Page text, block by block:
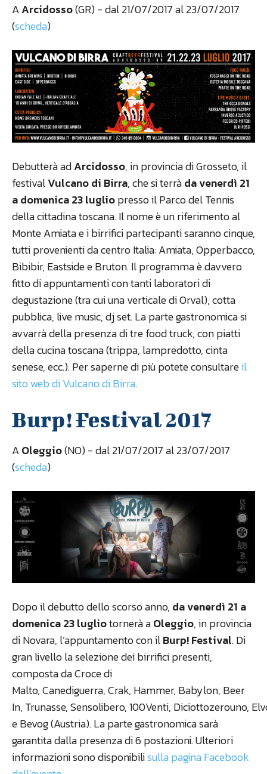
AArcidosso(GR) - dal 21/07/2017 al 23/07/2017
(scheda)
Debutterà adArcidosso, in provincia di Grosseto, il
festivalVulcano di Birra, che si terràda venerdì 21
a domenica 23 lugliopresso il Parco del Tennis
della cittadina toscana. Il nome è un riferimento al
Monte Amiata e i birrifici partecipanti saranno cinque,
tutti provenienti da centro Italia: Amiata, Opperbacco,
Bibibir, Eastside e Bruton. Il programma è davvero
fitto di appuntamenti con tanti laboratori di
degustazione (tra cui una verticale di Orval), cotta
pubblica, live music, dj set. La parte gastronomica si
avvarrà della presenza di tre food truck, con piatti
della cucina toscana (trippa, lampredotto, cinta
senese, ecc.). Per saperne di più potete consultareil
sito web di Vulcano di Birra.
Burp! Festival 2017
AOleggio(NO) - dal 21/07/2017 al 23/07/2017
(scheda)
Dopo il debutto dello scorso anno, da venerdì 21 a
domenica 23 lugliotornerà aOleggio, in provincia
di Novara, l’appuntamento con ilBurp! Festival. Di
gran livello la selezione dei birrifici presenti,
composta da Croce di
Malto, Canediguerra, Crak, Hammer, Babylon, Beer
In, Trunasse, Sensolibero, 100Venti, Diciottozerouno,
e Bevog (Austria). La parte gastronomica sarà
garantita dalla presenza di 6 postazioni. Ulteriori
informazioni sono disponibilisulla pagina Facebook